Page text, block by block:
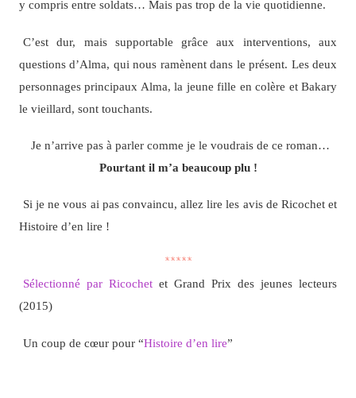
y compris entre soldats… Mais pas trop de la vie quotidienne.
C’est dur, mais supportable grâce aux interventions, aux
questions d’Alma, qui nous ramènent dans le présent. Les deux
personnages principaux Alma, la jeune fille en colère et Bakary
le vieillard, sont touchants.
Je n’arrive pas à parler comme je le voudrais de ce roman…
Pourtant il m’a beaucoup plu !
Si je ne vous ai pas convaincu, allez lire les avis de Ricochet et
Histoire d’en lire !
*****
Sélectionné par Ricochetet Grand Prix des jeunes lecteurs
(2015)
Un coup de cœur pour “Histoire d’en lire”